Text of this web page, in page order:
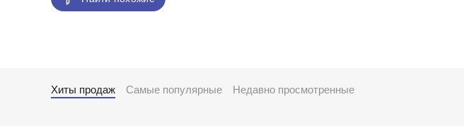
Хиты продаж Самые популярные Недавно просмотренные